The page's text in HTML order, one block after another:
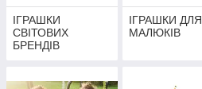
ІГРАШКИ
СВІТОВИХ
БРЕНДІВ
ІГРАШКИ ДЛЯ
МАЛЮКІВ